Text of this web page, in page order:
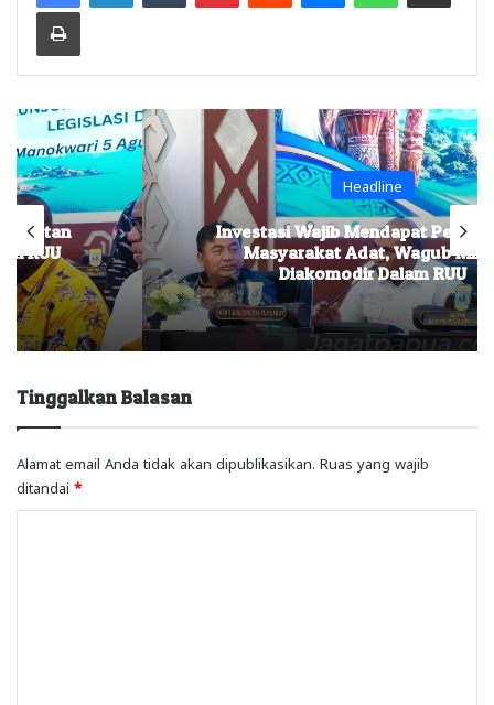
Print
Headline
Investasi Wajib Mendapat Persetujuan
Masyarakat Adat, Wagub Minta
Diakomodir Dalam RUU
Tinggalkan Balasan
Alamat email Anda tidak akan dipublikasikan. Ruas yang wajib
ditandai *